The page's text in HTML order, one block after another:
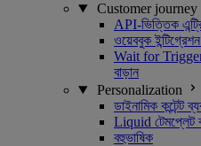
Customer journey
API-ভিত্তিক
ওয়েববুক
Wait for
বাড়ান
Personalization
ডাইনামিক কন্টেন্ট
Liquid টেমপ্লেট
বহুভাষিক